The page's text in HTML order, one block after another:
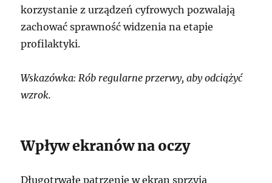
korzystanie z urządzeń cyfrowych pozwalają
zachować sprawność widzenia na etapie
profilaktyki.
Wskazówka: Rób regularne przerwy, aby odciążyć
wzrok.
Wpływ ekranów na oczy
Długotrwałe patrzenie w ekran sprzyja